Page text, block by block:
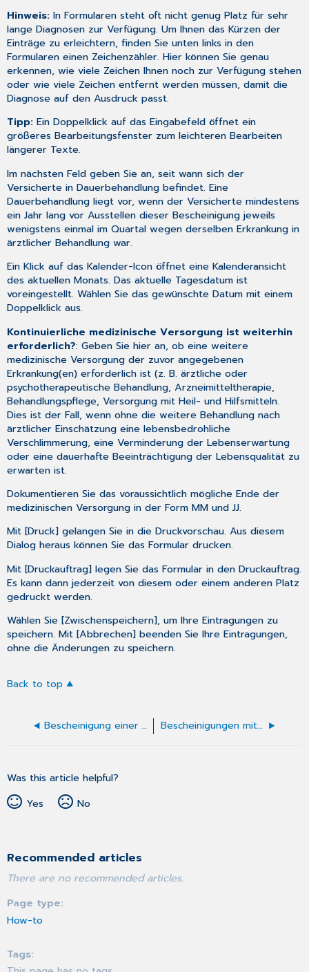
Hinweis:In Formularen steht oft nicht genug Platz für sehr
lange Diagnosen zur Verfügung. Um Ihnen das Kürzen der
Einträge zu erleichtern, finden Sie unten links in den
Formularen einen Zeichenzähler. Hier können Sie genau
erkennen, wie viele Zeichen Ihnen noch zur Verfügung stehen
oder wie viele Zeichen entfernt werden müssen, damit die
Diagnose auf den Ausdruck passt.
Tipp:Ein Doppelklick auf das Eingabefeld öffnet ein
größeres Bearbeitungsfenster zum leichterenBearbeiten
längerer Texte.
Im nächsten Feld geben Sie an, seit wann sich der
Versicherte in Dauerbehandlung befindet. Eine
Dauerbehandlung liegt vor, wenn der Versicherte mindestens
ein Jahr lang vor Ausstellen dieser Bescheinigung jeweils
wenigstens einmal im Quartal wegen derselben Erkrankung in
ärztlicher Behandlung war.
Ein Klick auf das Kalender-Icon öffnet eine Kalenderansicht
des aktuellen Monats. Das aktuelle Tagesdatum ist
voreingestellt. Wählen Sie das gewünschte Datum mit einem
Doppelklick aus.
Kontinuierliche medizinische Versorgung ist weiterhin
erforderlich?: Geben Sie hier an, ob eine weitere
medizinische Versorgung der zuvor angegebenen
Erkrankung(en) erforderlich ist (z. B. ärztliche oder
psychotherapeutische Behandlung, Arzneimitteltherapie,
Behandlungspflege, Versorgung mit Heil- und Hilfsmitteln.
Dies ist der Fall, wenn ohne die weitere Behandlung nach
ärztlicher Einschätzung eine lebensbedrohliche
Verschlimmerung, eine Verminderung der Lebenserwartung
oder eine dauerhafte Beeinträchtigung der Lebensqualität zu
erwarten ist.
Dokumentieren Sie das voraussichtlich mögliche Ende der
medizinischen Versorgung in der Form MM und JJ.
Mit [Druck] gelangen Sie in die Druckvorschau. Aus diesem
Dialog heraus können Sie das Formular drucken.
Mit [Druckauftrag] legen Sie das Formular in den Druckauftrag.
Es kann dann jederzeit von diesem oder einem anderen Platz
gedruckt werden.
Wählen Sie [Zwischenspeichern], um Ihre Eintragungen zu
speichern. Mit [Abbrechen] beenden Sie Ihre Eintragungen,
ohne die Änderungen zu speichern.
Back to top
Bescheinigung einer chronischen Erkrankung Bescheinigungen mithilfe des Rezepts ausstellen
Was this article helpful?
Yes
No
Recommended articles
There are no recommended articles.
Page type
How-to
Tags